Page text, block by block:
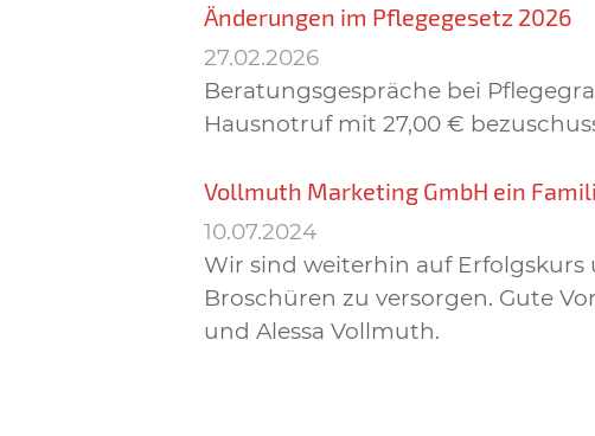
Änderungen im Pflegegesetz 2026
27.02.2026
Beratungsgespräche bei
Hausnotruf mit 27,00 €
Vollmuth Marketing GmbH ein
10.07.2024
Wir sind weiterhin auf
Broschüren zu versorgen. Gute
und Alessa Vollmuth.